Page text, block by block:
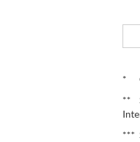
*
**
***